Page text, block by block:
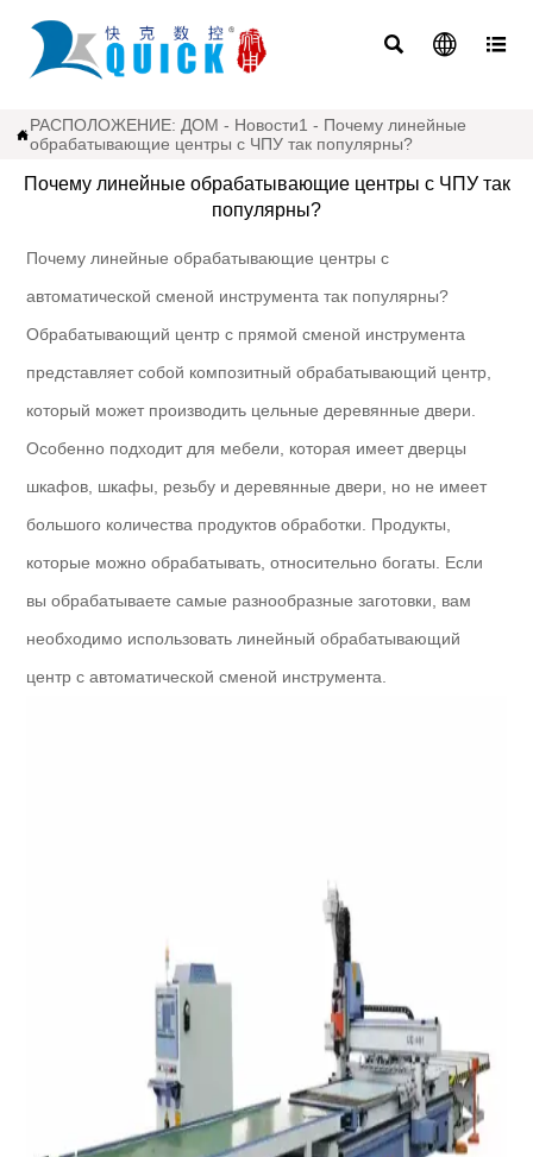
  
РАСПОЛОЖЕНИЕ: ДОМ - Новости1 - Почему линейные
обрабатывающие центры с ЧПУ так популярны?
Почему линейные обрабатывающие центры с ЧПУ так
популярны?
Почему линейные обрабатывающие центры с
автоматической сменой инструмента так популярны?
Обрабатывающий центр с прямой сменой инструмента
представляет собой композитный обрабатывающий центр,
который может производить цельные деревянные двери.
Особенно подходит для мебели, которая имеет дверцы
шкафов, шкафы, резьбу и деревянные двери, но не имеет
большого количества продуктов обработки. Продукты,
которые можно обрабатывать, относительно богаты. Если
вы обрабатываете самые разнообразные заготовки, вам
необходимо использовать линейный обрабатывающий
центр с автоматической сменой инструмента.